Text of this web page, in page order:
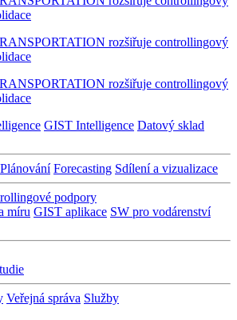
GIST Intelligence Datový sklad
Plánování Forecasting Sdílení a vizualizace
podpory
míru GIST aplikace SW pro vodárenství
Veřejná správa Služby